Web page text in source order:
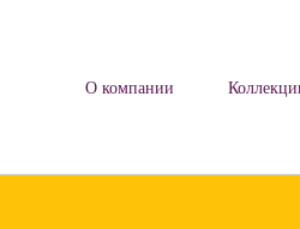
О компании